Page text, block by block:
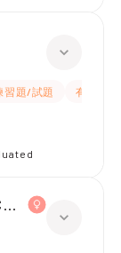
習題/試題
有耐性
中二)